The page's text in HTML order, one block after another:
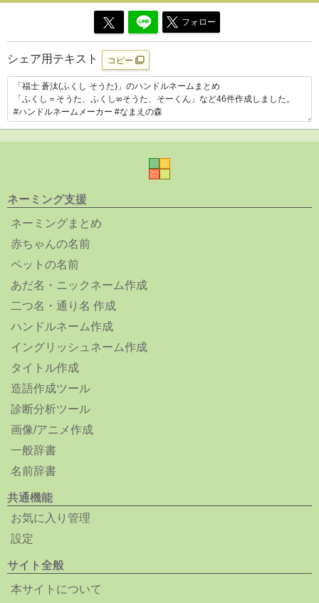
フォロー
シェア用テキスト コピー
ネーミング支援
ネーミングまとめ
赤ちゃんの名前
ペットの名前
あだ名・ニックネーム作成
二つ名・通り名 作成
ハンドルネーム作成
イングリッシュネーム作成
タイトル作成
造語作成ツール
診断分析ツール
画像/アニメ作成
一般辞書
名前辞書
共通機能
お気に入り管理
設定
サイト全般
本サイトについて